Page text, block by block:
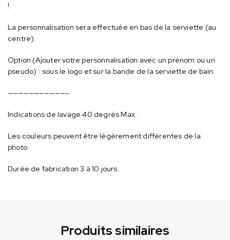
!
La personnalisation sera effectuée en bas de la serviette (au
centre).
Option (Ajouter votre personnalisation avec un prénom ou un
pseudo) : sous le logo et sur la bande de la serviette de bain.
———————————–
Indications de lavage 40 degrés Max.
Les couleurs peuvent être légèrement différentes de la
photo.
Durée de fabrication 3 à 10 jours.
Produits similaires